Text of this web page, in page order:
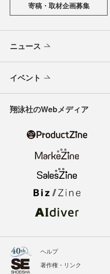
寄稿・取材企画募集
ニュース
イベント
翔泳社のWebメディア
ヘルプ
著作権・リンク